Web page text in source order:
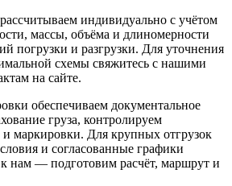
индивидуально с учётом
массы, объёма и длиномерности
погрузки и разгрузки. Для уточнения
схемы свяжитесь с нашими
на сайте.
обеспечиваем документальное
груза, контролируем
и маркировки. Для крупных отгрузок
и согласованные графики
к нам — подготовим расчёт, маршрут и